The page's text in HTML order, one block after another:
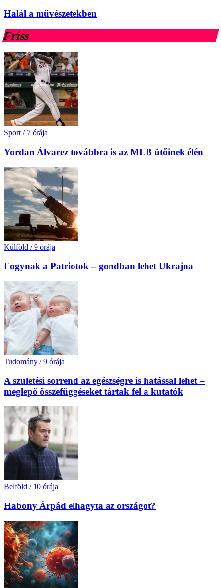
Halál a művészetekben
Friss
Sport / 7 órája
Yordan Álvarez továbbra is az MLB ütőinek élén
Külföld / 9 órája
Fogynak a Patriotok – gondban lehet Ukrajna
Tudomány / 9 órája
A születési sorrend az egészségre is hatással lehet –
meglepő összefüggéseket tártak fel a kutatók
Belföld / 10 órája
Habony Árpád elhagyta az országot?